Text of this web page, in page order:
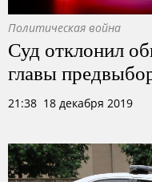
Политическая война
Суд отклонил
главы
21:38 18 декабря 2019